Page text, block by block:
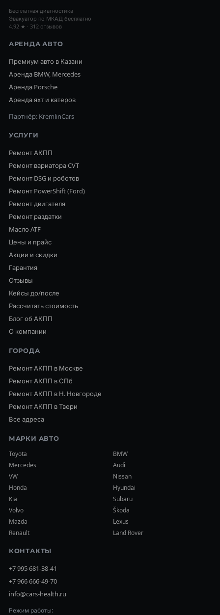
Бесплатная диагностика
Эвакуатор по МКАД бесплатно
4.92 ★ · 312 отзывов
АРЕНДА АВТО
Премиум авто в Казани
Аренда BMW, Mercedes
Аренда Porsche
Аренда яхт и катеров
Партнёр: KremlinCars
УСЛУГИ
Ремонт АКПП
Ремонт вариатора CVT
Ремонт DSG и роботов
Ремонт PowerShift (Ford)
Ремонт двигателя
Ремонт раздатки
Масло ATF
Цены и прайс
Акции и скидки
Гарантия
Отзывы
Кейсы до/после
Рассчитать стоимость
Блог об АКПП
О компании
ГОРОДА
Ремонт АКПП в Москве
Ремонт АКПП в СПб
Ремонт АКПП в Н. Новгороде
Ремонт АКПП в Твери
Все адреса
МАРКИ АВТО
Toyota
BMW
Mercedes
Audi
VW
Nissan
Honda
Hyundai
Kia
Subaru
Volvo
Škoda
Mazda
Lexus
Renault
Land Rover
КОНТАКТЫ
+7 995 681-38-41
+7 966 666-49-70
info@cars-health.ru
Режим работы: